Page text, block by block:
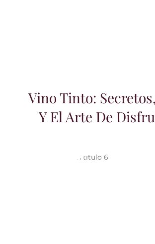
Vino Tinto:
Y El Arte De